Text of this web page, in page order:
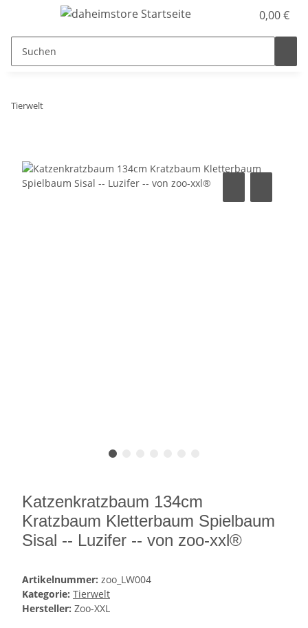
0,00 €
Tierwelt
Katzenkratzbaum 134cm
Kratzbaum Kletterbaum Spielbaum
Sisal -- Luzifer -- von zoo-xxl®
Artikelnummer: zoo_LW004
Kategorie: Tierwelt
Hersteller: Zoo-XXL